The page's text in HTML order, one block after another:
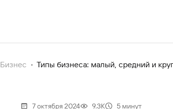
Бизнес Типы бизнеса: малый, средний и
7 октября 2024 9.3К 5 минут